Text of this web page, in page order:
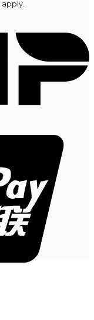
apply.